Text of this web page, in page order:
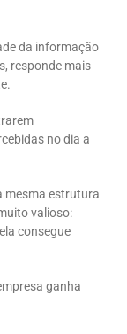
da informação
responde mais
no dia a
mesma estrutura
valioso:
consegue
ganha